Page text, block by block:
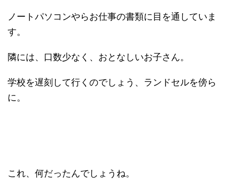
ノートパソコンやらお仕事の書類に目を通していま
す。
隣には、口数少なく、おとなしいお子さん。
学校を遅刻して行くのでしょう、ランドセルを傍ら
に。
これ、何だったんでしょうね。